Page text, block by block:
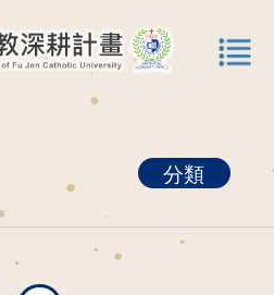
分類